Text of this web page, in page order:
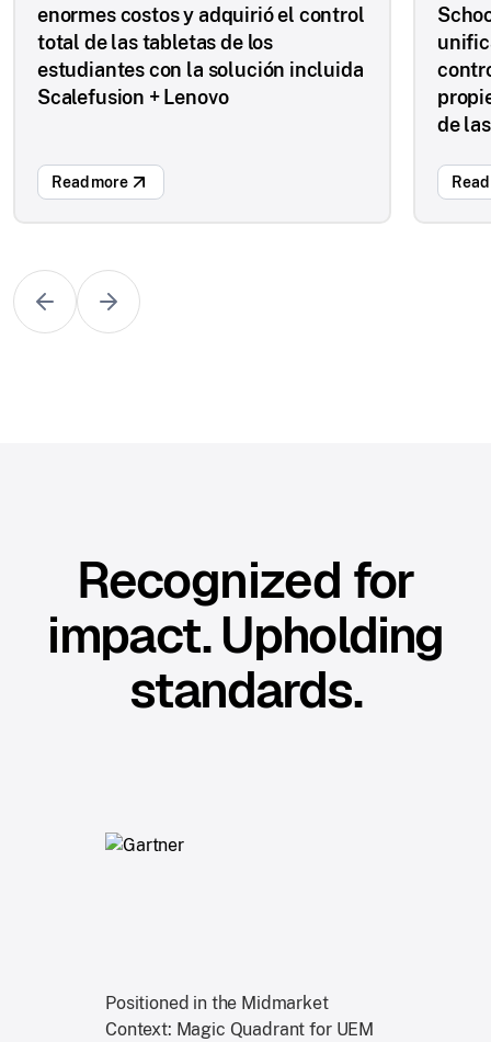
enormes costos y adquirió el control
total de las tabletas de los
estudiantes con la solución incluida
Scalefusion + Lenovo
Read more
de
Recognized for
impact. Upholding
standards.
Positioned in the Midmarket
Context: Magic Quadrant for UEM